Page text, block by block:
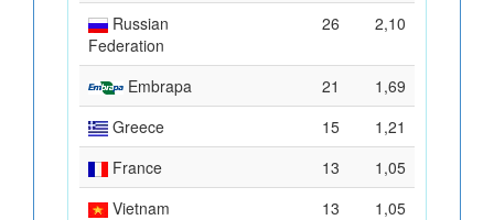
Russian
Federation
26 2,10
Embrapa 21
1,69
Greece
15
1,21
France
13
1,05
Vietnam
13
1,05